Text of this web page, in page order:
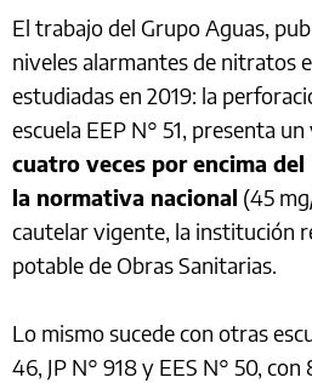
El trabajo del Grupo Aguas,
niveles alarmantes de nitratos
estudiadas en 2019: la
escuela EEP N° 51, presenta
cuatro veces por encima
la normativa nacional (45
cautelar vigente, la institución
potable de Obras Sanitarias.
Lo mismo sucede con otras
46, JP N° 918 y EES N° 50,